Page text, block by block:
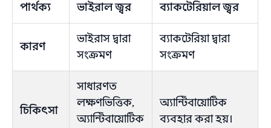
পার্থক্য ভাইরাল জ্বর ব্যাকটেরিয়াল জ্বর
কারণ
ভাইরাস দ্বারা
সংক্রমণ
ব্যাকটেরিয়া দ্বারা
সংক্রমণ
চিকিৎসা
সাধারণত
লক্ষণভিত্তিক,
অ্যান্টিবায়োটিক
অ্যান্টিবায়োটিক
ব্যবহার করা হয়।